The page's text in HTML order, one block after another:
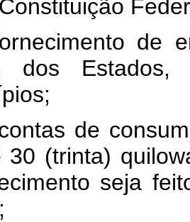
de
dos
de
30 (trinta)
seja
;